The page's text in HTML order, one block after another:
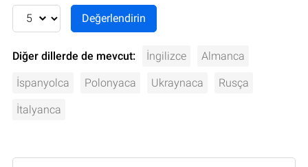
Diğer dillerde de mevcut: İngilizce Almanca
İspanyolca Polonyaca Ukraynaca Rusça
İtalyanca